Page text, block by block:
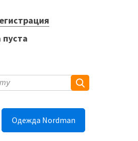
пуста
Одежда Nordman